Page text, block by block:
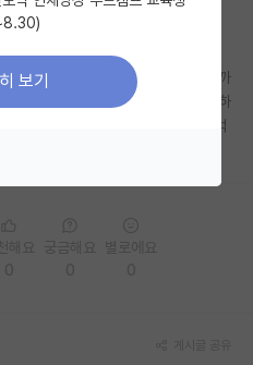
판
하고있는 교수님께 말씀드려야 할까
발 치는 것 같아서 걱정입니다. 컨택하
다보니 교수님들끼리 연락하실게 걱
보기